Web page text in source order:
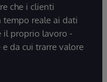
che i clienti
tempo reale ai dati
il proprio lavoro -
da cui trarre valore